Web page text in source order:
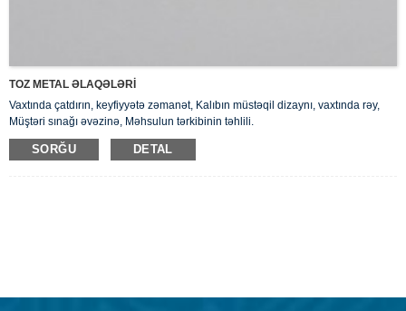
TOZ METAL ƏLAQƏLƏRİ
Vaxtında çatdırın, keyfiyyətə zəmanət, Kalıbın müstəqil dizaynı, vaxtında rəy,
Müştəri sınağı əvəzinə, Məhsulun tərkibinin təhlili.
SORĞU DETAL